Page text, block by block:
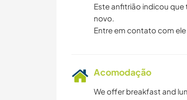
Este anfitrião indicou
novo.
Entre em contato com
Acomodação
We offer breakfast and